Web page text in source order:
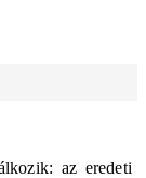
az eredeti